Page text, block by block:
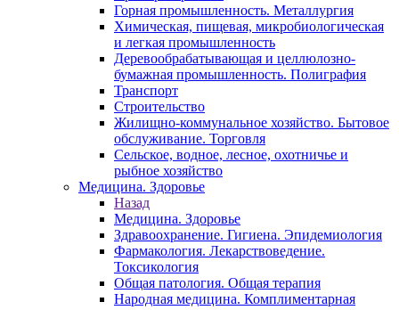
Горная промышленность. Металлургия
Химическая, пищевая, микробиологическая
и легкая промышленность
Деревообрабатывающая и целлюлозно-
бумажная промышленность. Полиграфия
Транспорт
Строительство
Жилищно-коммунальное хозяйство. Бытовое
обслуживание. Торговля
Сельское, водное, лесное, охотничье и
рыбное хозяйство
Медицина. Здоровье
Назад
Медицина. Здоровье
Здравоохранение. Гигиена. Эпидемиология
Фармакология. Лекарствоведение.
Токсикология
Общая патология. Общая терапия
Народная медицина. Комплиментарная